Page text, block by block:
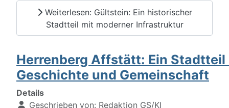
Weiterlesen: Gültstein: Ein historischer
Stadtteil mit moderner Infrastruktur
Herrenberg Affstätt: Ein Stadtteil
Geschichte und Gemeinschaft
Details
Geschrieben von: Redaktion GS/KI